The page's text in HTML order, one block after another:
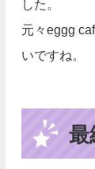
した。
元々eggg
いですね。
最